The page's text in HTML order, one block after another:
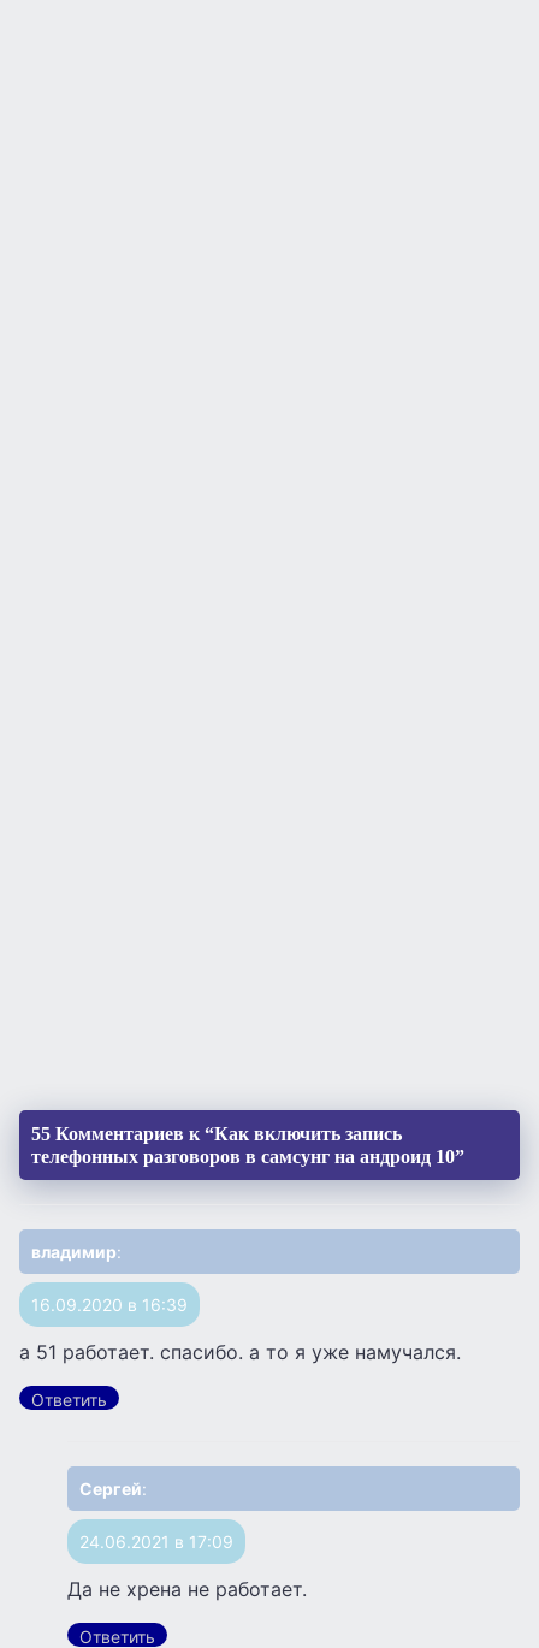
55 Комментариев к “Как включить запись
телефонных разговоров в самсунг на андроид 10”
владимир:
16.09.2020 в 16:39
а 51 работает. спасибо. а то я уже намучался.
Ответить
Сергей:
24.06.2021 в 17:09
Да не хрена не работает.
Ответить